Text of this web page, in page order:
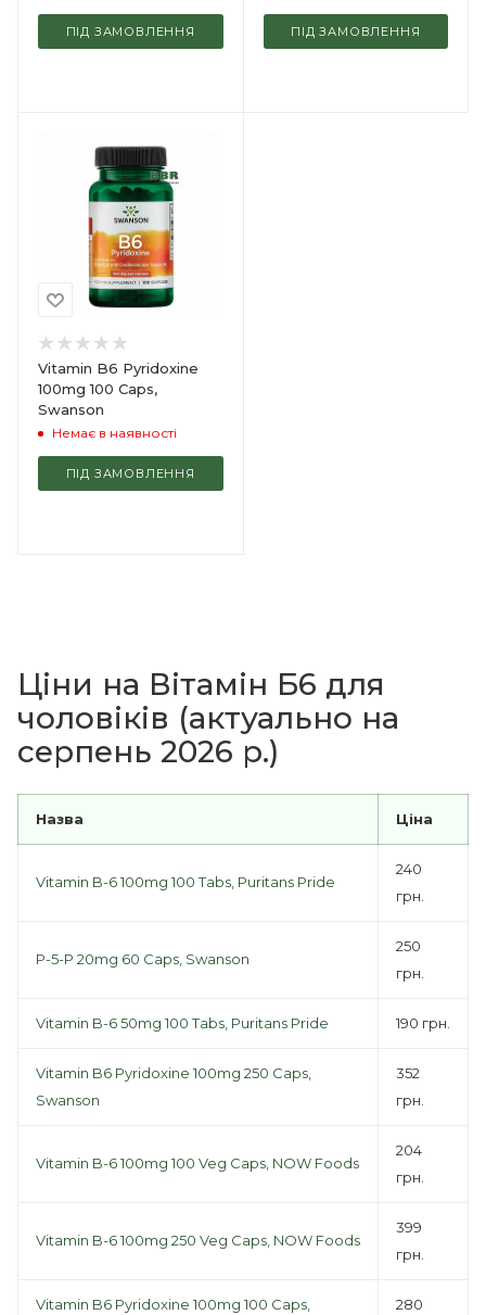
ПІД ЗАМОВЛЕННЯ ПІД ЗАМОВЛЕННЯ
Vitamin B6 Pyridoxine
100mg 100 Caps,
Swanson
Немає в наявності
ПІД ЗАМОВЛЕННЯ
Ціни на Вітамін Б6 для
чоловіків (актуально на
серпень 2026 р.)
Назва Ціна
Vitamin B-6 100mg 100 Tabs, Puritans Pride
240
грн.
P-5-P 20mg 60 Caps, Swanson
250
грн.
Vitamin B-6 50mg 100 Tabs, Puritans Pride 190 грн.
Vitamin B6 Pyridoxine 100mg 250 Caps,
Swanson
352
грн.
Vitamin B-6 100mg 100 Veg Caps, NOW Foods
204
грн.
Vitamin B-6 100mg 250 Veg Caps, NOW Foods
399
грн.
Vitamin B6 Pyridoxine 100mg 100 Caps,
280